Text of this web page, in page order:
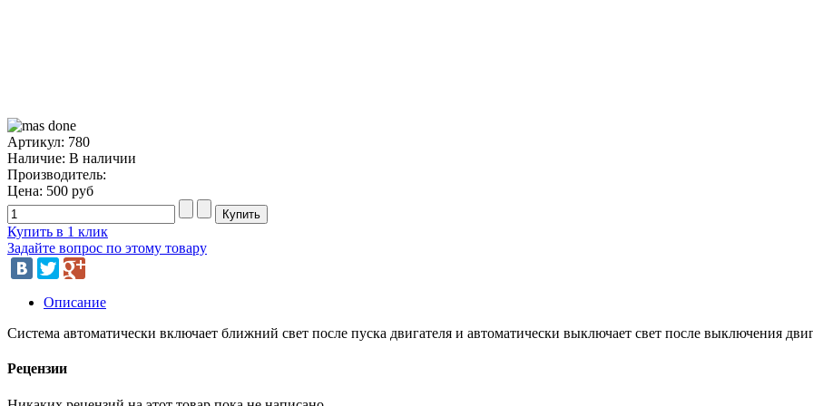
Артикул: 780
Наличие: В наличии
Производитель:
Цена: 500 руб
Купить в 1 клик
Задайте вопрос по этому товару
Описание
Система автоматически включает ближний свет после пуска двигателя и автоматически выключает свет после выключения
Рецензии